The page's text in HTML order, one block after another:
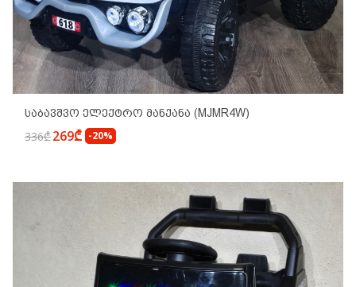
Საბავშვო Ელექტრო Მანქანა (MJMR4W)
336₾269₾ -20%